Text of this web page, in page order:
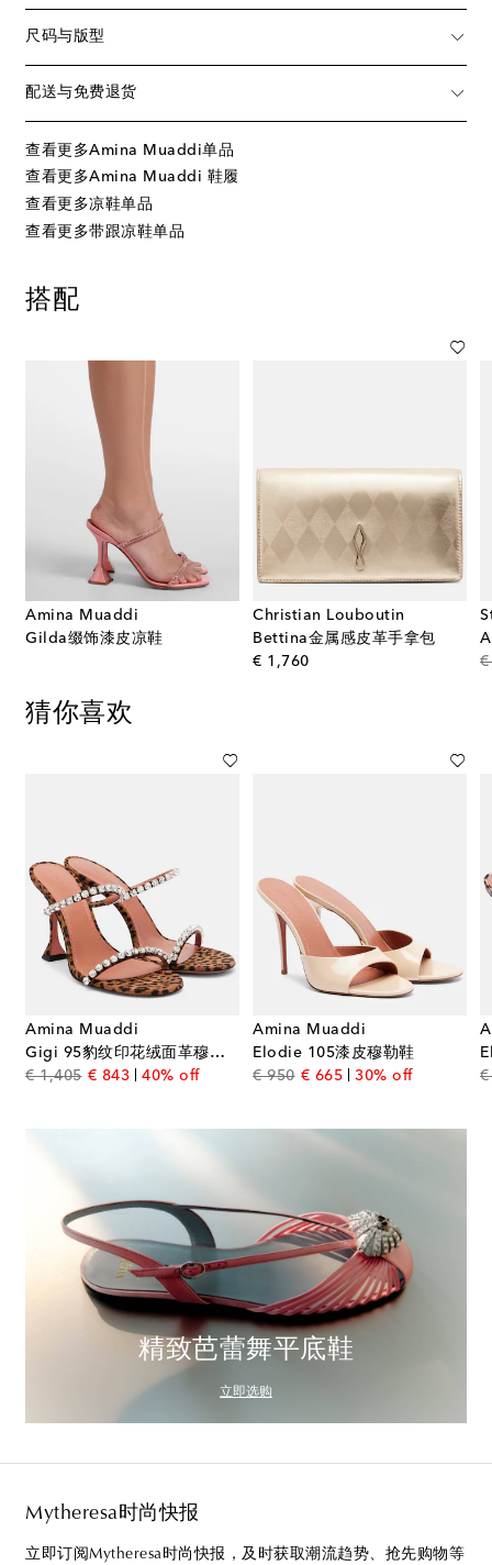
尺码与版型
配送与免费退货
查看更多Amina Muaddi单品
查看更多Amina Muaddi 鞋履
查看更多凉鞋单品
查看更多带跟凉鞋单品
搭配
Amina Muaddi
Gilda缀饰漆皮凉鞋
Christian Louboutin
Bettina金属感皮革手拿包
€ 1,760original price
€
猜你喜欢
Amina Muaddi
Gigi 95豹纹印花绒面革穆勒鞋
€ 1,405original price
€ 843discount price
40% off
Amina Muaddi
Elodie 105漆皮穆勒鞋
€ 950original price
€ 665discount price
30% off
€
精致芭蕾舞平底鞋
立即选购
Mytheresa时尚快报
立即订阅Mytheresa时尚快报，及时获取潮流趋势、抢先购物等